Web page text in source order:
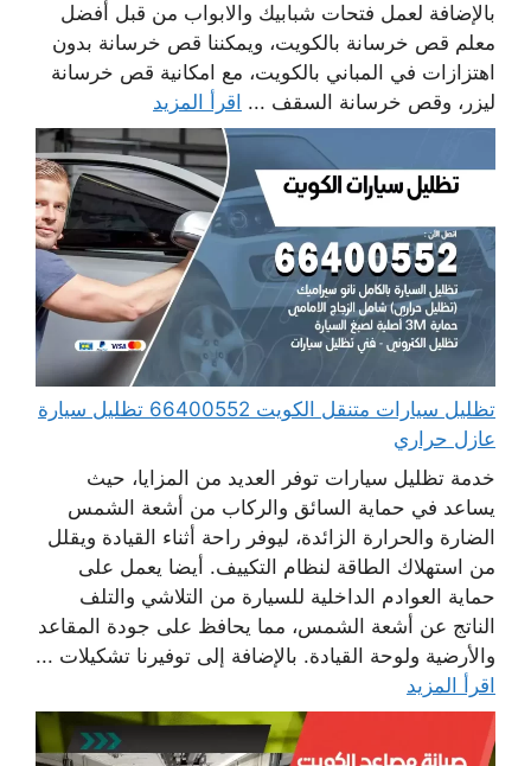
بالإضافة لعمل فتحات شبابيك والابواب من قبل أفضل
معلم قص خرسانة بالكويت، ويمكننا قص خرسانة بدون
اهتزازات في المباني بالكويت، مع امكانية قص خرسانة
ليزر، وقص خرسانة السقف ... اقرأ المزيد
تظليل سيارات متنقل الكويت 66400552 تظليل سيارة
عازل حراري
خدمة تظليل سيارات توفر العديد من المزايا، حيث
يساعد في حماية السائق والركاب من أشعة الشمس
الضارة والحرارة الزائدة، ليوفر راحة أثناء القيادة ويقلل
من استهلاك الطاقة لنظام التكييف. أيضا يعمل على
حماية العوادم الداخلية للسيارة من التلاشي والتلف
الناتج عن أشعة الشمس، مما يحافظ على جودة المقاعد
والأرضية ولوحة القيادة. بالإضافة إلى توفيرنا تشكيلات ...
اقرأ المزيد